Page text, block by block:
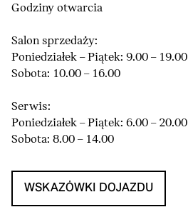
Godziny otwarcia
Salon sprzedaży:
Poniedziałek – Piątek: 9.00 – 19.00
Sobota: 10.00 – 16.00
Serwis:
Poniedziałek – Piątek: 6.00 – 20.00
Sobota: 8.00 – 14.00
WSKAZÓWKI DOJAZDU